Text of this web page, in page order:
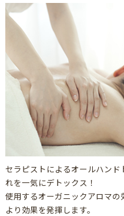
セラピストによるオールハン
れを一気にデトックス！
使用するオーガニックアロマ
より効果を発揮します。